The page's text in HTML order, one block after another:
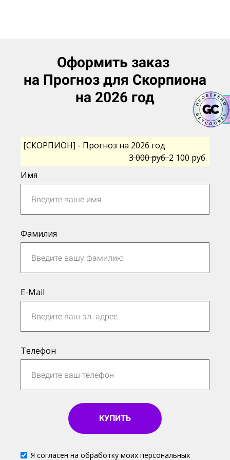
Оформить заказ
на Прогноз для Скорпиона
на 2026 год
[СКОРПИОН] - Прогноз на 2026 год
3 000 руб.2 100 руб.
Имя
Фамилия
E-Mail
Телефон
КУПИТЬ
Я согласен на обработку моих персональных